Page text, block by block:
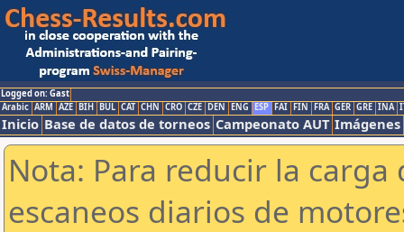
Logged on: Gast
Arabic ARM AZE BIH BUL CAT CHN CRO CZE DEN ENG ESP FAI FIN FRA GER GRE INA
Inicio Base de datos de torneos Campeonato AUT Imágenes
Nota: Para reducir la
escaneos diarios de